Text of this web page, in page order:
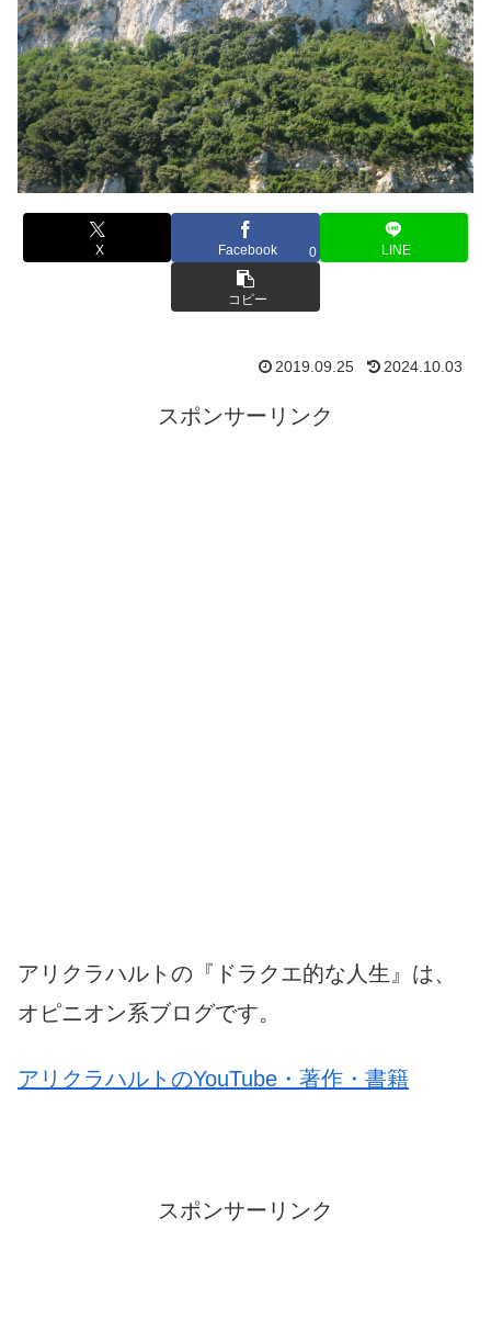
X Facebook 0 LINE
コピー
2019.09.25 2024.10.03
スポンサーリンク
アリクラハルトの『ドラクエ的な人生』は、
オピニオン系ブログです。
アリクラハルトのYouTube・著作・書籍
スポンサーリンク